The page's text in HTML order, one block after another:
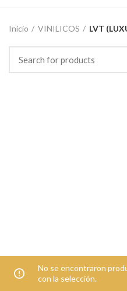
Inicio VINILICOS LVT
No se encontraron
con la selección.